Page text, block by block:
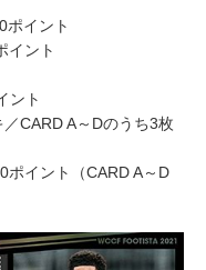
ポイント
イント
ント
CARD A～Dのうち3枚
ポイント（CARD A～D